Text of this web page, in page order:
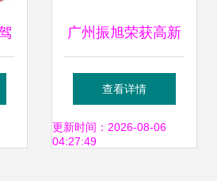
广州振旭荣获高新
技术企业认证，以
技术创新领航企业
查看详情
更新时间：2026-08-06
04:27:49